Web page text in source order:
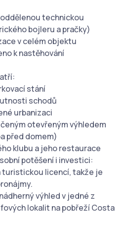
technickou
bojleru a pračky)
v celém objektu
k nastěhování
stání
schodů
urbanizaci
otevřeným výhledem
před domem)
klubu a jeho restaurace
potěšení i investici:
licencí, takže je
výhled v jedné z
lokalit na pobřeží Costa